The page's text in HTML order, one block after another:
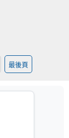
最後頁